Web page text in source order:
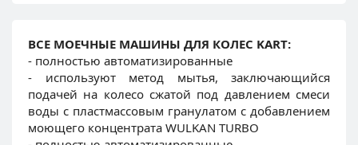
ВСЕ МОЕЧНЫЕ МАШИНЫ ДЛЯ КОЛЕС KART:
- полностью автоматизированные
- используют метод мытья, заключающийся
подачей на колесо сжатой под давлением смеси
воды с пластмассовым гранулатом с добавлением
моющего концентрата WULKAN TURBO